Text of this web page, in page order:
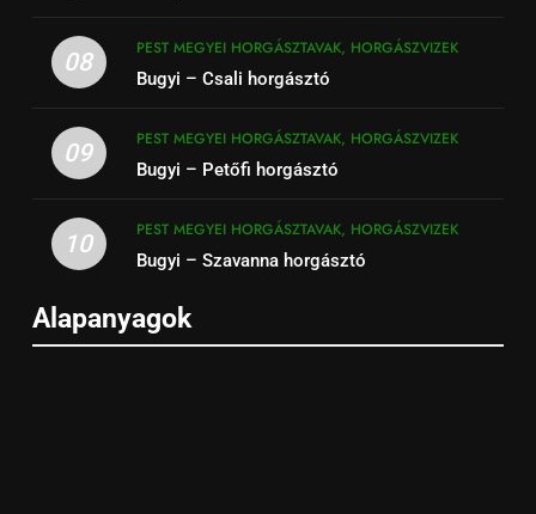
08
PEST MEGYEI HORGÁSZTAVAK, HORGÁSZVIZEK
Bugyi – Csali horgásztó
09
PEST MEGYEI HORGÁSZTAVAK, HORGÁSZVIZEK
Bugyi – Petőfi horgásztó
10
PEST MEGYEI HORGÁSZTAVAK, HORGÁSZVIZEK
Bugyi – Szavanna horgásztó
Alapanyagok